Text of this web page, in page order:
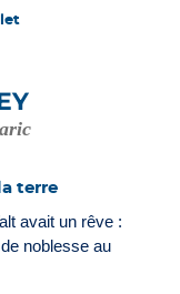
terre
avait un rêve :
noblesse au